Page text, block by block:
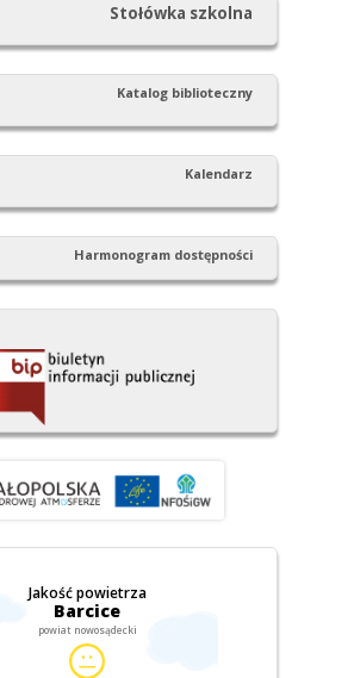
Stołówka szkolna
Katalog biblioteczny
Kalendarz
Harmonogram dostępności